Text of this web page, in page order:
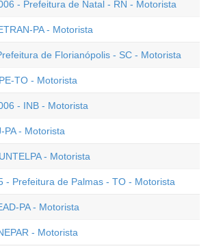
- Prefeitura de Natal - RN - Motorista
PA - Motorista
de Florianópolis - SC - Motorista
TO - Motorista
- INB - Motorista
PA - Motorista
- Motorista
- Prefeitura de Palmas - TO - Motorista
PA - Motorista
- Motorista